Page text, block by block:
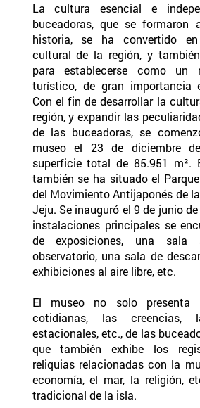
La cultura esencial e
buceadoras, que se
historia, se ha convertido
cultural de la región, y
para establecerse como un
turístico, de gran importancia
Con el fin de desarrollar la
región, y expandir las
de las buceadoras, se
museo el 23 de diciembre
superficie total de 85.951 m².
también se ha situado el
del Movimiento Antijaponés de
Jeju. Se inauguró el 9 de junio
instalaciones principales se
de exposiciones, una sala
observatorio, una sala de
exhibiciones al aire libre, etc.
El museo no solo presenta
cotidianas, las creencias,
estacionales, etc., de las
que también exhibe los
reliquias relacionadas con la
economía, el mar, la religión,
tradicional de la isla.